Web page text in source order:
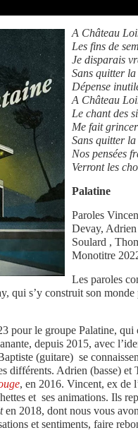
A Château
Les fins de
Je disparais
Sans quitter la
Dépense
A Château
Le chant des
Me fait
Sans quitter la
Nos pensées
Verront les
Palatine
Paroles
Devay, Adrien
Soulard ,
Monotitre
Les paroles
qui s’y construit son
pour le groupe Palatine, qui
depuis 2015, avec
(guitare) se
différents. Adrien (basse)
, en 2016. Vincent, ex de
et ses animations. Ils
en 2018, dont nous vous
et sentiments, faire